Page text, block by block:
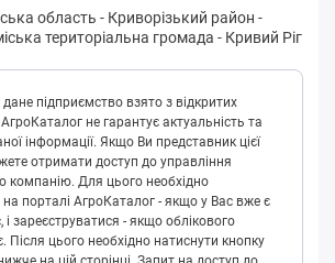
область - Криворізький район -
територіальна громада - Кривий Ріг
підприємство взято з відкритих
не гарантує актуальність та
інформації. Якщо Ви представник цієї
отримати доступ до управління
компанію. Для цього необхідно
порталі АгроКаталог - якщо у Вас вже є
і зареєструватися - якщо облікового
Після цього необхідно натиснути кнопку